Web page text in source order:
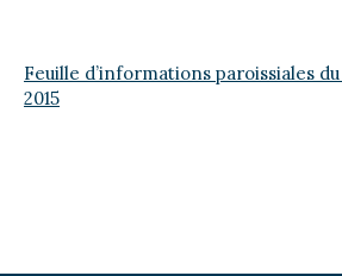
Feuille d’informations paroissiales
2015